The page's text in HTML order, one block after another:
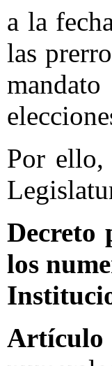
a la
las
Por ello,
Decreto
los
Artículo